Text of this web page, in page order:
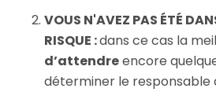
VOUS N'AVEZ PAS ÉTÉ
RISQUE :dans ce cas la
d’attendreencore
déterminer le responsable